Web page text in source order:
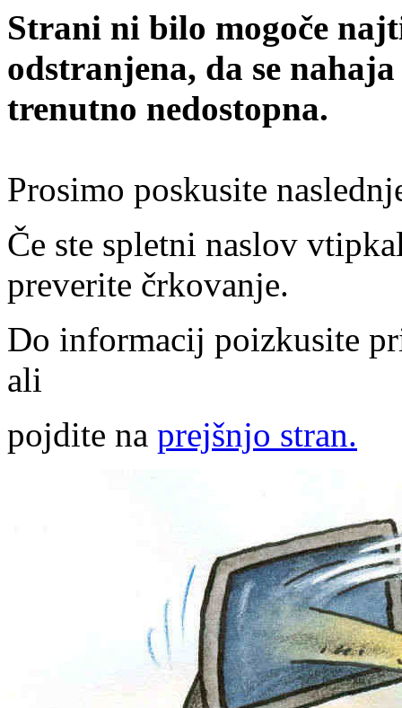
Strani ni bilo mogoče
odstranjena, da se
trenutno nedostopna.
Prosimo poskusite
Če ste spletni naslov
preverite črkovanje.
Do informacij poizkusite
ali
pojdite na prejšnjo stran.